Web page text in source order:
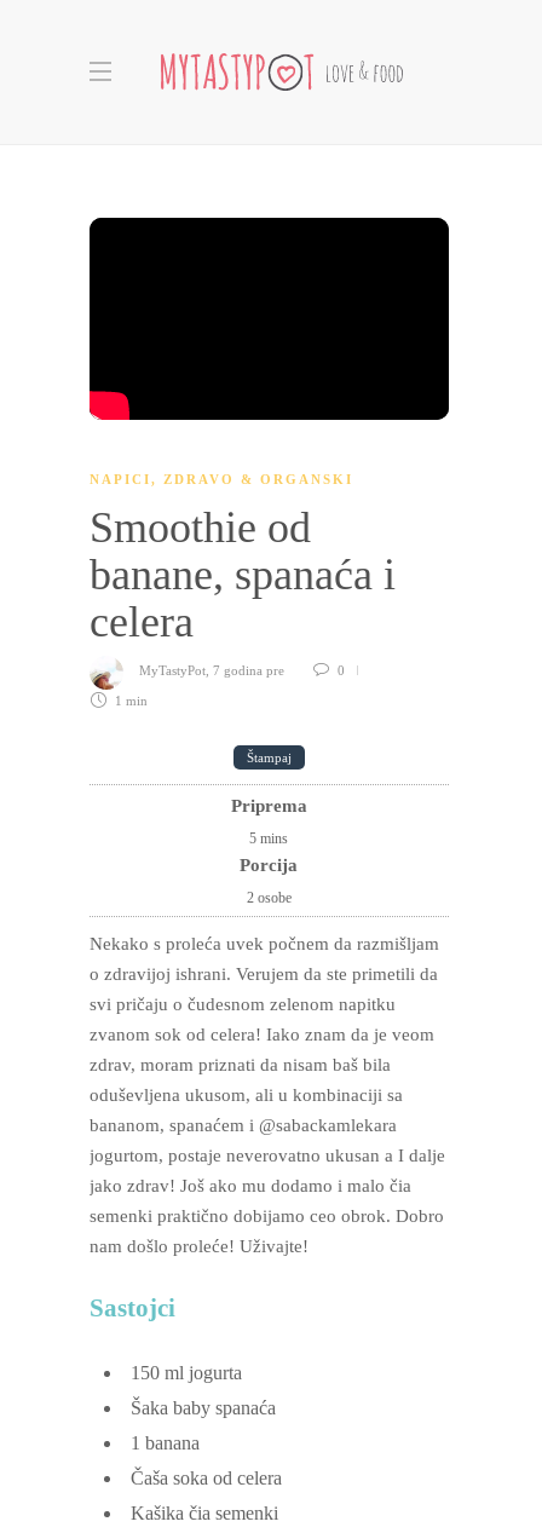
NAPICI, ZDRAVO & ORGANSKI
Smoothie od
banane, spanaća i
celera
MyTastyPot, 7 godina pre 0
1 min
Štampaj
Priprema
5 mins
Porcija
2 osobe
Nekako s proleća uvek počnem da razmišljam
o zdravijoj ishrani. Verujem da ste primetili da
svi pričaju o čudesnom zelenom napitku
zvanom sok od celera! Iako znam da je veom
zdrav, moram priznati da nisam baš bila
oduševljena ukusom, ali u kombinaciji sa
bananom, spanaćem i @sabackamlekara
jogurtom, postaje neverovatno ukusan a I dalje
jako zdrav! Još ako mu dodamo i malo čia
semenki praktično dobijamo ceo obrok. Dobro
nam došlo proleće! Uživajte!
Sastojci
150 ml jogurta
Šaka baby spanaća
1 banana
Čaša soka od celera
Kašika čia semenki